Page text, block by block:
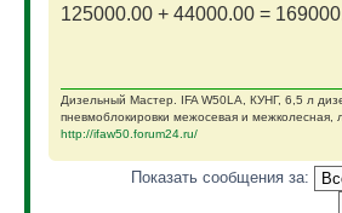
125000.00 + 44000.00 =
Дизельный Мастер. IFA W50LA, КУНГ, 6,5 л
пневмоблокировки межосевая и межколесная,
http://ifaw50.forum24.ru/
Показать сообщения за: